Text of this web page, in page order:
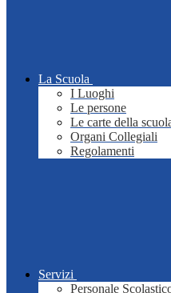
La Scuola
I Luoghi
Le persone
Le carte della
Organi Collegiali
Regolamenti
Servizi
Personale